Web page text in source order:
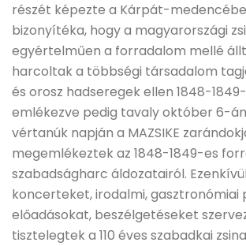
részét képezte a Kárpát-
bizonyítéka, hogy a magyarországi
egyértelműen a forradalom mellé
harcoltak a többségi társadalom
és orosz hadseregek ellen 1848-
emlékezve pedig tavaly október 6-
vértanúk napján a MAZSIKE
megemlékeztek az 1848-1849-es
szabadságharc áldozatairól.
koncerteket, irodalmi, gasztronómiai
előadásokat, beszélgetéseket
tisztelegtek a 110 éves szabadkai